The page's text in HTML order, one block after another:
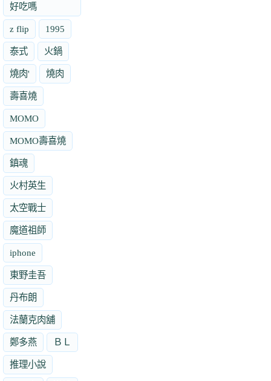
好吃嗎
z flip 1995
泰式 火鍋
燒肉' 燒肉
壽喜燒
MOMO
MOMO壽喜燒
鎮魂
火村英生
太空戰士
魔道祖師
iphone
東野圭吾
丹布朗
法蘭克肉舖
鄭多燕 ＢＬ
推理小說